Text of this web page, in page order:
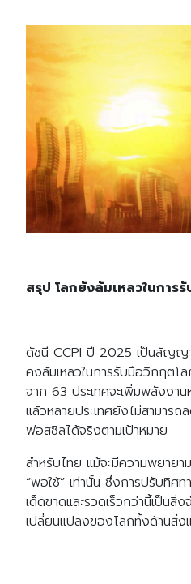
สรุป โลกยังล้มเหลวในการ
ดัชนี CCPI ปี 2025 เป็นสัญญ
คงล้มเหลวในการรับมือวิกฤตโ
จาก 63 ประเทศจะเพิ่มพลังงา
แล้วหลายประเทศยังไม่สามาร
ฟอสซิลได้จริงตามเป้าหมาย
สำหรับไทย แม้จะมีความพยาย
“พอใช้” เท่านั้น ซึ่งการปรับทิศ
เด็ดขาดและรวดเร็วกว่านี้เป็นสิ่
เปลี่ยนแปลงของโลกทั้งด้านสิ่ง